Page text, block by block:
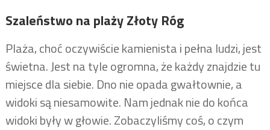
Szaleństwo na plaży Złoty Róg
Plaża, choć oczywiście kamienista i pełna ludzi, jest
świetna. Jest na tyle ogromna, że każdy znajdzie tu
miejsce dla siebie. Dno nie opada gwałtownie, a
widoki są niesamowite. Nam jednak nie do końca
widoki były w głowie. Zobaczyliśmy coś, o czym